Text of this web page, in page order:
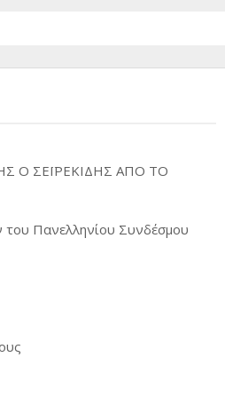
Ο ΣΕΪΡΕΚΙΔΗΣ ΑΠΟ ΤΟ
του Πανελληνίου Συνδέσμου